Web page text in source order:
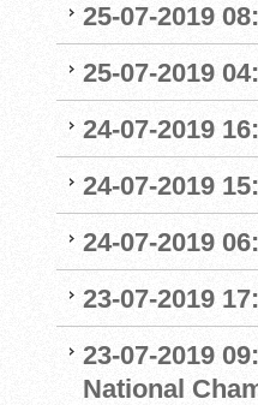
25-07-2019
25-07-2019
24-07-2019
24-07-2019
24-07-2019
23-07-2019
23-07-2019
National